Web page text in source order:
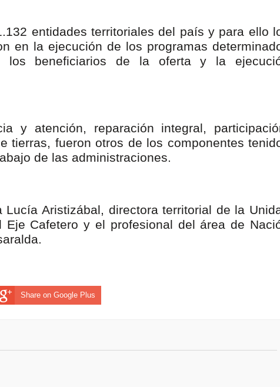
ALEXANDER MENDEZ ( MIAMI ) Cali se blinda con amplio
años y siete meses, la Fábrica de Licores del Tolima alcanzó el 94
4 años de gobierno
entidades territoriales del país y para ello
en la ejecución de los programas
beneficiarios de la oferta y la
y atención, reparación integral,
tierras, fueron otros de los componentes
de las administraciones.
Aristizábal, directora territorial de la
Cafetero y el profesional del área de
Share on Google Plus